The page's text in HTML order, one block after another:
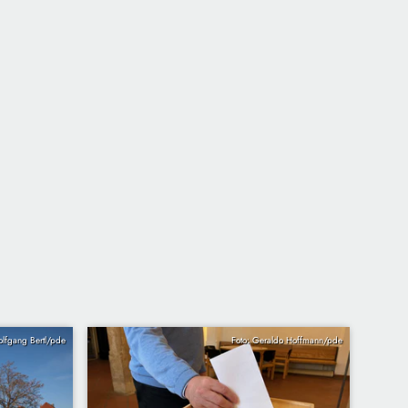
Bertl/pde Foto: Geraldo Hoffmann/pde